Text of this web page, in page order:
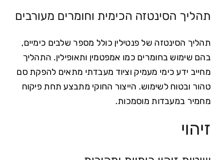
תהליך הסינטזה הכימית וחומרים מעורבים
תהליך הסינטזה של פנטילין כולל מספר שלבים כימיים,
בהם שימוש בחומרים כמו אמפטמין ותאופילין. התהליך
מחייב ידע כימי מעמיק וציוד מעבדתי מתאים להפקת סם
טהור ובטוח לשימוש. הייצור החוקי מתבצע תחת פיקוח
מחמיר במעבדות מוסמכות.
זיהוי